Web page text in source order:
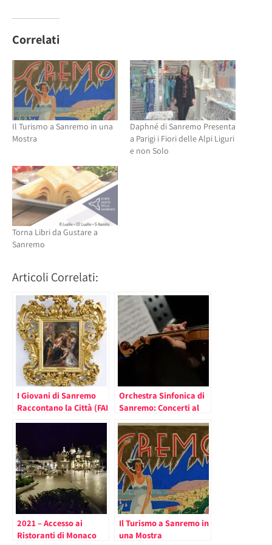
su
apre
una
nuova
finestra)
nuova
finestra)
Correlati
Il Turismo a Sanremo in una
Mostra
Daphné di Sanremo Presenta
a Parigi i Fiori delle Alpi Liguri
e non Solo
Torna Libri da Gustare a
Sanremo
Articoli Correlati:
I Giovani di Sanremo
Raccontano la Città (FAI
Sanremo)
Orchestra Sinfonica di
Sanremo: Concerti al
Ventimiglia e al Forte di
Santa Tecla di Sanremo
2021 – Accesso ai
Ristoranti di Monaco
Il Turismo a Sanremo in
una Mostra